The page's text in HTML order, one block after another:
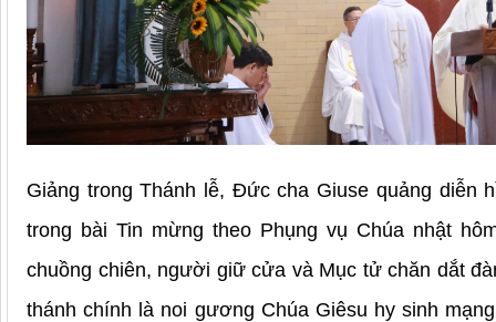
Giảng trong Thánh lễ, Đức cha Giuse quảng diễn
trong bài Tin mừng theo Phụng vụ Chúa nhật
chuồng chiên, người giữ cửa và Mục tử chăn dắt
thánh chính là noi gương Chúa Giêsu hy sinh